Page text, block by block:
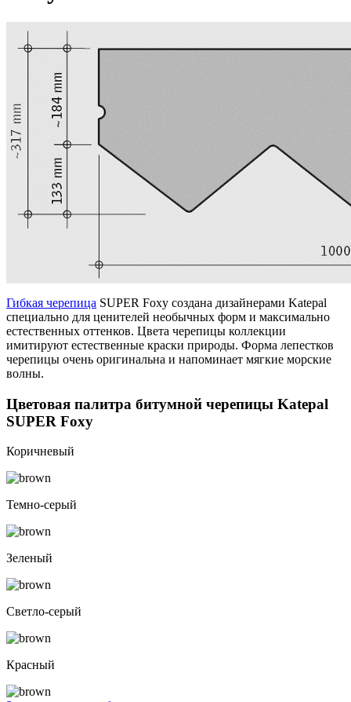
Гибкая черепица SUPER Foxy создана дизайнерами Katepal
специально для ценителей необычных форм и максимально
естественных оттенков. Цвета черепицы коллекции
имитируют естественные краски природы. Форма лепестков
черепицы очень оригинальна и напоминает мягкие морские
волны.
Цветовая палитра битумной черепицы Katepal
SUPER Foxy
Коричневый
Темно-серый
Зеленый
Светло-серый
Красный